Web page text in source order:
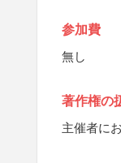
参加費
無し
著作権の
主催者に